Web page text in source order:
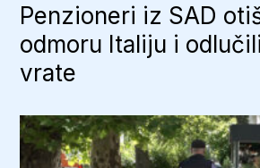
Penzioneri iz SAD
odmoru Italiju i
vrate